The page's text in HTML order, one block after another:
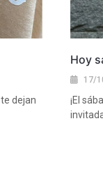
dejan
Hoy
17/
¡El